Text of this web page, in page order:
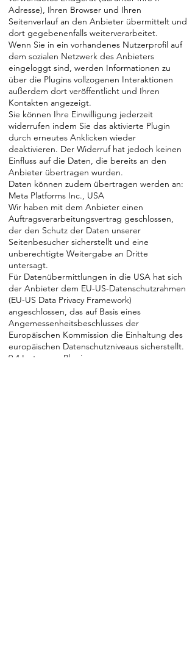
Adresse), Ihren Browser und Ihren
Seitenverlauf an den Anbieter übermittelt und
dort gegebenenfalls weiterverarbeitet.
Wenn Sie in ein vorhandenes Nutzerprofil auf
dem sozialen Netzwerk des Anbieters
eingeloggt sind, werden Informationen zu
über die Plugins vollzogenen Interaktionen
außerdem dort veröffentlicht und Ihren
Kontakten angezeigt.
Sie können Ihre Einwilligung jederzeit
widerrufen indem Sie das aktivierte Plugin
durch erneutes Anklicken wieder
deaktivieren. Der Widerruf hat jedoch keinen
Einfluss auf die Daten, die bereits an den
Anbieter übertragen wurden.
Daten können zudem übertragen werden an:
Meta Platforms Inc., USA
Wir haben mit dem Anbieter einen
Auftragsverarbeitungsvertrag geschlossen,
der den Schutz der Daten unserer
Seitenbesucher sicherstellt und eine
unberechtigte Weitergabe an Dritte
untersagt.
Für Datenübermittlungen in die USA hat sich
der Anbieter dem EU-US-Datenschutzrahmen
(EU-US Data Privacy Framework)
angeschlossen, das auf Basis eines
Angemessenheitsbeschlusses der
Europäischen Kommission die Einhaltung des
europäischen Datenschutzniveaus sicherstellt.
9.4 Instagram-Plugins